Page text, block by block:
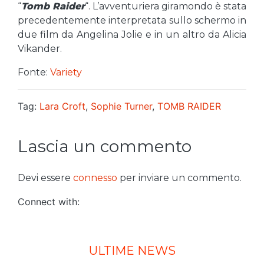
“Tomb Raider“. L’avventuriera giramondo è stata
precedentemente interpretata sullo schermo in
due film da Angelina Jolie e in un altro da Alicia
Vikander.
Fonte: Variety
Tag: Lara Croft, Sophie Turner, TOMB RAIDER
Lascia un commento
Devi essere connesso per inviare un commento.
Connect with:
ULTIME NEWS